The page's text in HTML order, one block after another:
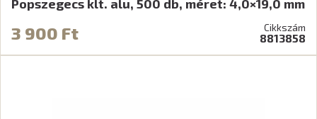
Popszegecs klt. alu, 500 db, méret: 4,0×19,0 mm
3 900 Ft Cikkszám
8813858